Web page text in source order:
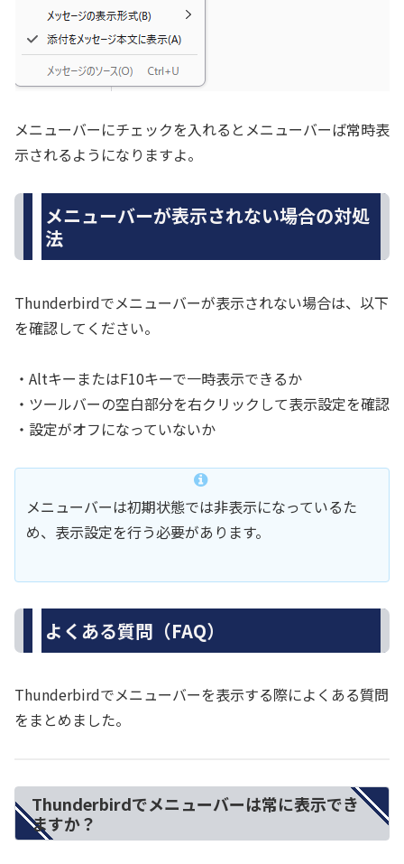
メニューバーにチェックを入れるとメニューバーば常時表
示されるようになりますよ。
メニューバーが表示されない場合の対処
法
Thunderbirdでメニューバーが表示されない場合は、以下
を確認してください。
・AltキーまたはF10キーで一時表示できるか
・ツールバーの空白部分を右クリックして表示設定を確認
・設定がオフになっていないか
メニューバーは初期状態では非表示になっているた
め、表示設定を行う必要があります。
よくある質問（FAQ）
Thunderbirdでメニューバーを表示する際によくある質問
をまとめました。
Thunderbirdでメニューバーは常に表示でき
ますか？